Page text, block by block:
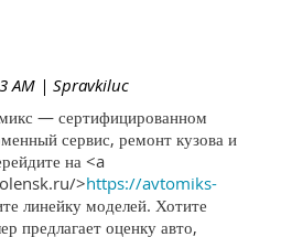
AM | Spravkiluc
— сертифицированном
сервис, ремонт кузова и
на <a
>https://avtomiks-
линейку моделей. Хотите
предлагает оценку авто,